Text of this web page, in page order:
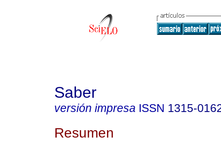
Saber
versión impresa ISSN 1315-
Resumen